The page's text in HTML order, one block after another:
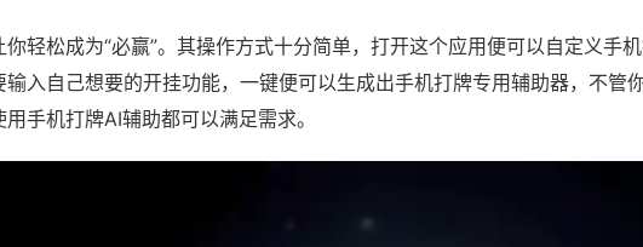
轻松成为“必赢”。其操作方式十分简单，打开这个应用便可以自定义手
入自己想要的开挂功能，一键便可以生成出手机打牌专用辅助器，不管
手机打牌AI辅助都可以满足需求。